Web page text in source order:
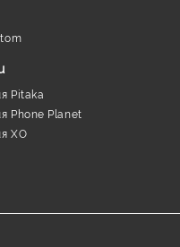
Pitaka
Phone Planet
XO